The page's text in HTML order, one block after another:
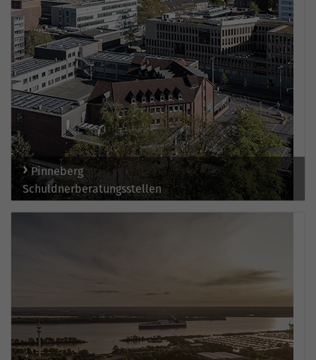
Pinneberg
Schuldnerberatungsstellen